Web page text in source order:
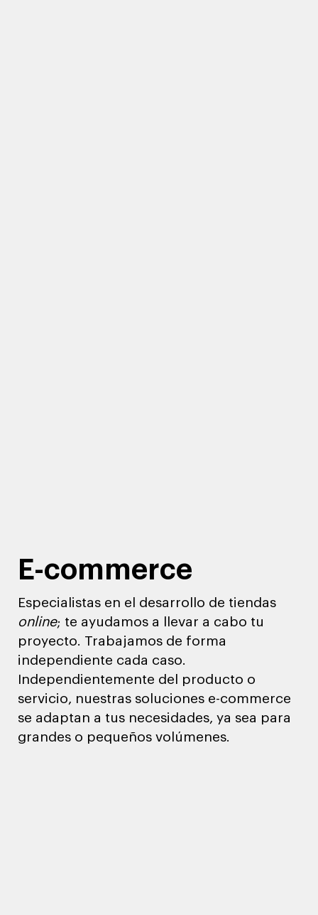
E-commerce
Especialistas en el desarrollo de tiendas
online; te ayudamos a llevar a cabo tu
proyecto. Trabajamos de forma
independiente cada caso.
Independientemente del producto o
servicio, nuestras soluciones e-commerce
se adaptan a tus necesidades, ya sea para
grandes o pequeños volúmenes.